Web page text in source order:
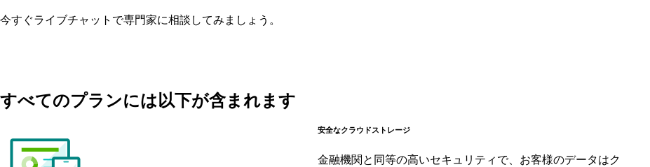
今すぐライブチャットで専門家に相談してみましょう。
すべてのプランには以下が含まれます
安全なクラウドストレージ
金融機関と同等の高いセキュリティで、お客様のデータはク